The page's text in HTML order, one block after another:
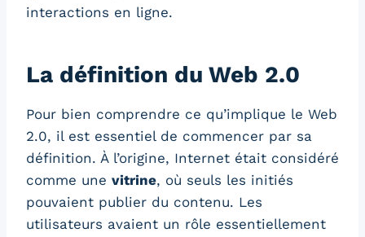
interactions en ligne.
La définition du Web 2.0
Pour bien comprendre ce qu’implique le Web
2.0, il est essentiel de commencer par sa
définition. À l’origine, Internet était considéré
comme une vitrine, où seuls les initiés
pouvaient publier du contenu. Les
utilisateurs avaient un rôle essentiellement